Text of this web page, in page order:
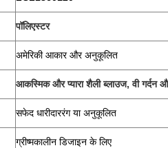
पॉलिएस्टर
अमेरिकी आकार और अनुकूलित
आकस्मिक और प्यारा शैली ब्लाउज, वी गर्दन
सफेद धारीदाररंग या अनुकूलित
ग्रीष्मकालीन डिजाइन के लिए